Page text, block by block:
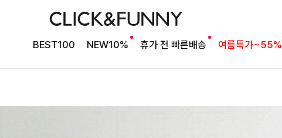
BEST100 NEW10% 휴가 전 빠른배송 여름특가~55%